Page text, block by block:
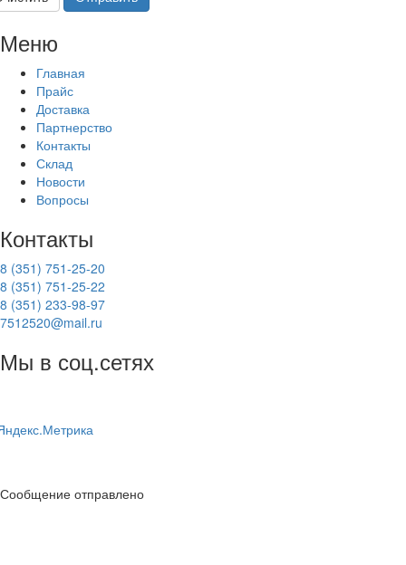
Меню
Главная
Прайс
Доставка
Партнерство
Контакты
Склад
Новости
Вопросы
Контакты
8 (351) 751-25-20
8 (351) 751-25-22
8 (351) 233-98-97
7512520@mail.ru
Мы в соц.сетях
Сообщение отправлено